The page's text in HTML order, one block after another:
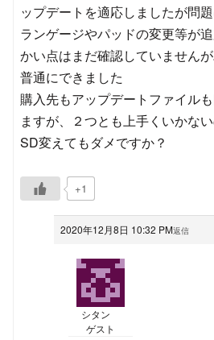
ップデートを適応しましたが問
ランゲージやパッドの変更等が
かい点はまだ確認していません
普通にできました
購入先もアップデートファイル
ますが、２つとも上手くいかな
SD変えてもダメですか？
+1
2020年12月8日 10:32 PM返信
シタン
ゲスト